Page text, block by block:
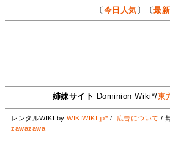
〔今日人気〕〔最新
姉妹サイト Dominion Wiki*/東
レンタルWIKI byWIKIWIKI.jp* / 広告について /
zawazawa